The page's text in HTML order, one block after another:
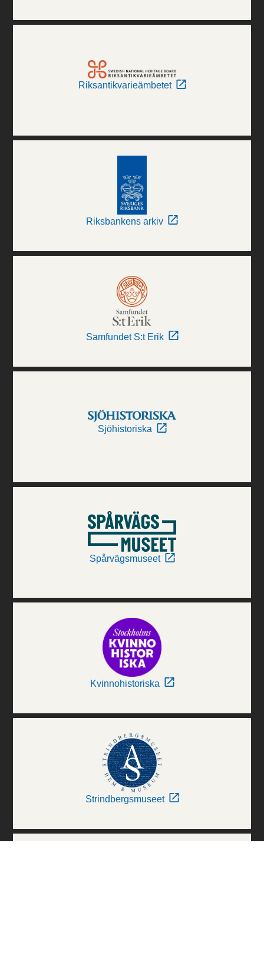
Riksantikvarieämbetet
Riksbankens arkiv
Samfundet S:t Erik
Sjöhistoriska
Spårvägsmuseet
Kvinnohistoriska
Strindbergsmuseet